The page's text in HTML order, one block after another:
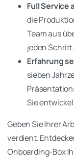
Full Service
die
Team aus
jeden Schritt.
Erfahrung
sieben
Sie
Geben Sie Ihrer
verdient.
Onboarding-Box